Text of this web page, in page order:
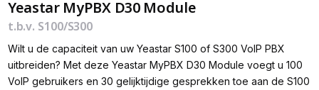
Yeastar MyPBX D30 Module
t.b.v. S100/S300
Wilt u de capaciteit van uw Yeastar S100 of S300 VoIP PBX
uitbreiden? Met deze Yeastar MyPBX D30 Module voegt u 100
VoIP gebruikers en 30 gelijktijdige gesprekken toe aan de S100